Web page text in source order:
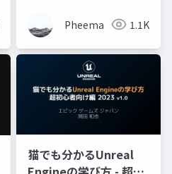
Pheema 1.1K
猫でも分かるUnreal